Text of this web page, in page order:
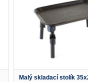
Malý skladací stolík